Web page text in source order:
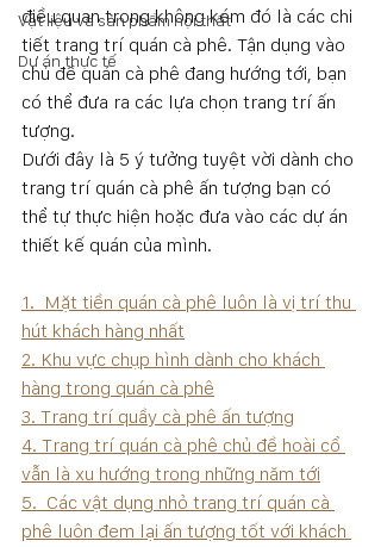
Vật liệu và sản phẩm nội thất
Dự án thực tế
điều quan trọng không kém đó là các chi
tiết trang trí quán cà phê. Tận dụng vào
chủ đề quán cà phê đang hướng tới, bạn
có thể đưa ra các lựa chọn trang trí ấn
tượng.
Dưới đây là 5 ý tưởng tuyệt vời dành cho
trang trí quán cà phê ấn tượng bạn có
thể tự thực hiện hoặc đưa vào các dự án
thiết kế quán của mình.
1.  Mặt tiền quán cà phê luôn là vị trí thu
hút khách hàng nhất
2. Khu vực chụp hình dành cho khách
hàng trong quán cà phê
3. Trang trí quầy cà phê ấn tượng
4. Trang trí quán cà phê chủ đề hoài cổ
vẫn là xu hướng trong những năm tới
5.  Các vật dụng nhỏ trang trí quán cà
phê luôn đem lại ấn tượng tốt với khách